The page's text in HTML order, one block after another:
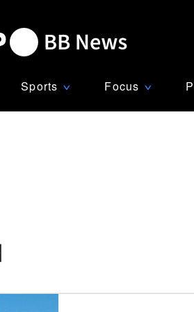
Sports ∨ Focus ∨